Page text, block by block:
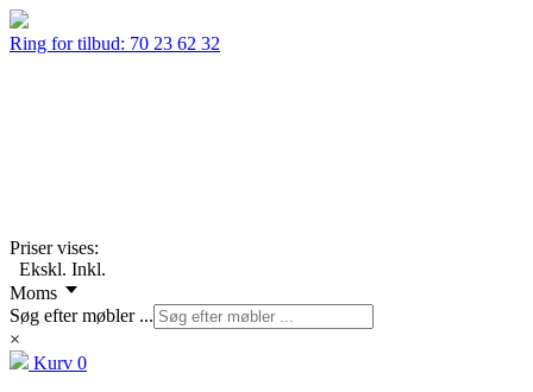
Ring for tilbud: 70 23 62 32
Priser vises:
Ekskl. Inkl.
Moms
Søg efter møbler ...
×
Kurv 0